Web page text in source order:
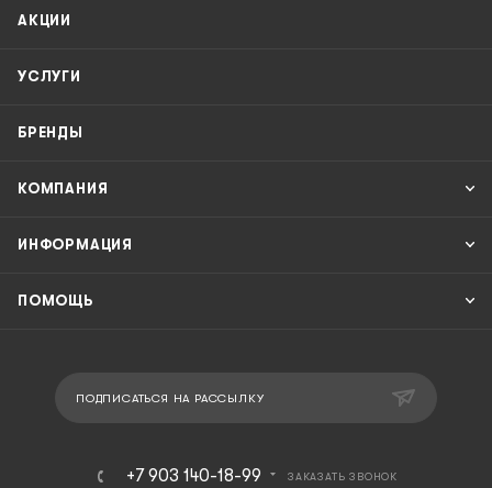
АКЦИИ
УСЛУГИ
БРЕНДЫ
КОМПАНИЯ
ИНФОРМАЦИЯ
ПОМОЩЬ
ПОДПИСАТЬСЯ НА РАССЫЛКУ
+7 903 140-18-99 ЗАКАЗАТЬ ЗВОНОК